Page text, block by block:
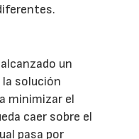
un
solución
minimizar el
caer sobre el
pasa por